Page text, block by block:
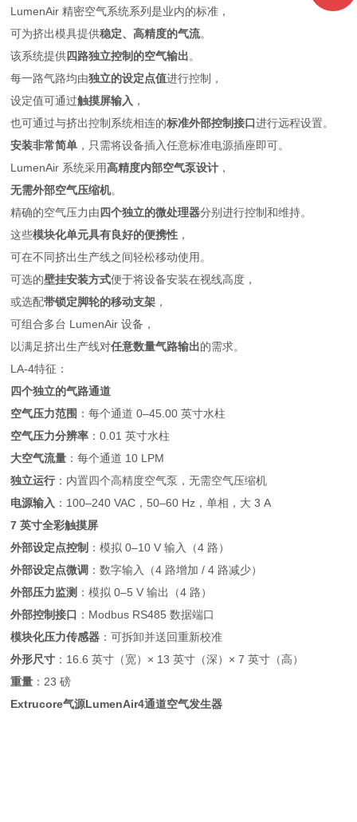
LumenAir 精密空气系统系列是业内的标准，
可为挤出模具提供稳定、高精度的气流。
该系统提供四路独立控制的空气输出。
每一路气路均由独立的设定点值进行控制，
设定值可通过触摸屏输入 ，
也可通过与挤出控制系统相连的标准外部控制接口进行远程设置。
安装非常简单 ，只需将设备插入任意标准电源插座即可。
LumenAir 系统采用高精度内部空气泵设计 ，
无需外部空气压缩机。
精确的空气压力由 四个独立的微处理器分别进行控制和维持。
这些模块化单元具有良好的便携性 ，
可在不同挤出生产线之间轻松移动使用。
可选的壁挂安装方式便于将设备安装在视线高度，
或选配带锁定脚轮的移动支架 ，
可组合多台 LumenAir 设备，
以满足挤出生产线对任意数量气路输出的需求。
LA-4特征：
四个独立的气路通道
空气压力范围 ：每个通道 0–45.00 英寸水柱
空气压力分辨率 ：0.01 英寸水柱
大空气流量 ：每个通道 10 LPM
独立运行 ：内置四个高精度空气泵，无需空气压缩机
电源输入 ：100–240 VAC，50–60 Hz，单相，大 3 A
7 英寸全彩触摸屏
外部设定点控制 ：模拟 0–10 V 输入（4 路）
外部设定点微调 ：数字输入（4 路增加 / 4 路减少）
外部压力监测 ：模拟 0–5 V 输出（4 路）
外部控制接口 ：Modbus RS485 数据端口
模块化压力传感器 ：可拆卸并送回重新校准
外形尺寸 ：16.6 英寸（宽）× 13 英寸（深）× 7 英寸（高）
重量 ：23 磅
Extrucore气源LumenAir4通道空气发生器